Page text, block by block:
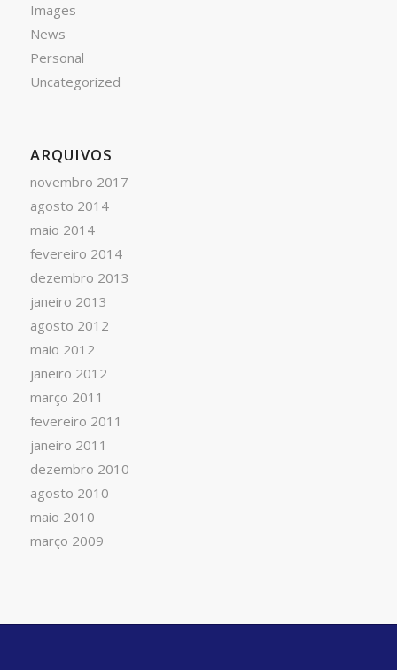
Images
News
Personal
Uncategorized
ARQUIVOS
novembro 2017
agosto 2014
maio 2014
fevereiro 2014
dezembro 2013
janeiro 2013
agosto 2012
maio 2012
janeiro 2012
março 2011
fevereiro 2011
janeiro 2011
dezembro 2010
agosto 2010
maio 2010
março 2009